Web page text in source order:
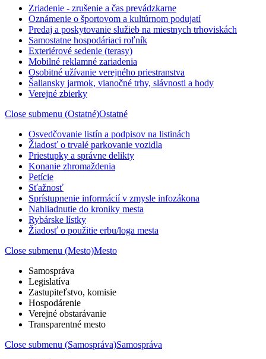
Zriadenie - zrušenie a čas prevádzkarne
Oznámenie o športovom a kultúrnom podujatí
Predaj a poskytovanie služieb na miestnych trhoviskách
Samostatne hospodáriaci roľník
Exteriérové sedenie (terasy)
Mobilné reklamné zariadenia
Osobitné užívanie verejného priestranstva
Šaliansky jarmok, vianočné trhy, slávnosti a hody
Verejné zbierky
Close submenu (Ostatné)Ostatné
Osvedčovanie listín a podpisov na listinách
Žiadosť o trvalé parkovanie vozidla
Priestupky a správne delikty
Konanie zhromaždenia
Petície
Sťažnosť
Sprístupnenie informácií v zmysle infozákona
Nahliadnutie do kroniky mesta
Rybárske lístky
Žiadosť o použitie erbu/loga mesta
Close submenu (Mesto)Mesto
Samospráva
Legislatíva
Zastupiteľstvo, komisie
Hospodárenie
Verejné obstarávanie
Transparentné mesto
Close submenu (Samospráva)Samospráva